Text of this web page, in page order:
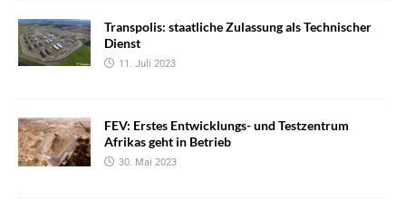
Transpolis: staatliche Zulassung als Technischer
Dienst
11. Juli 2023
FEV: Erstes Entwicklungs- und Testzentrum
Afrikas geht in Betrieb
30. Mai 2023